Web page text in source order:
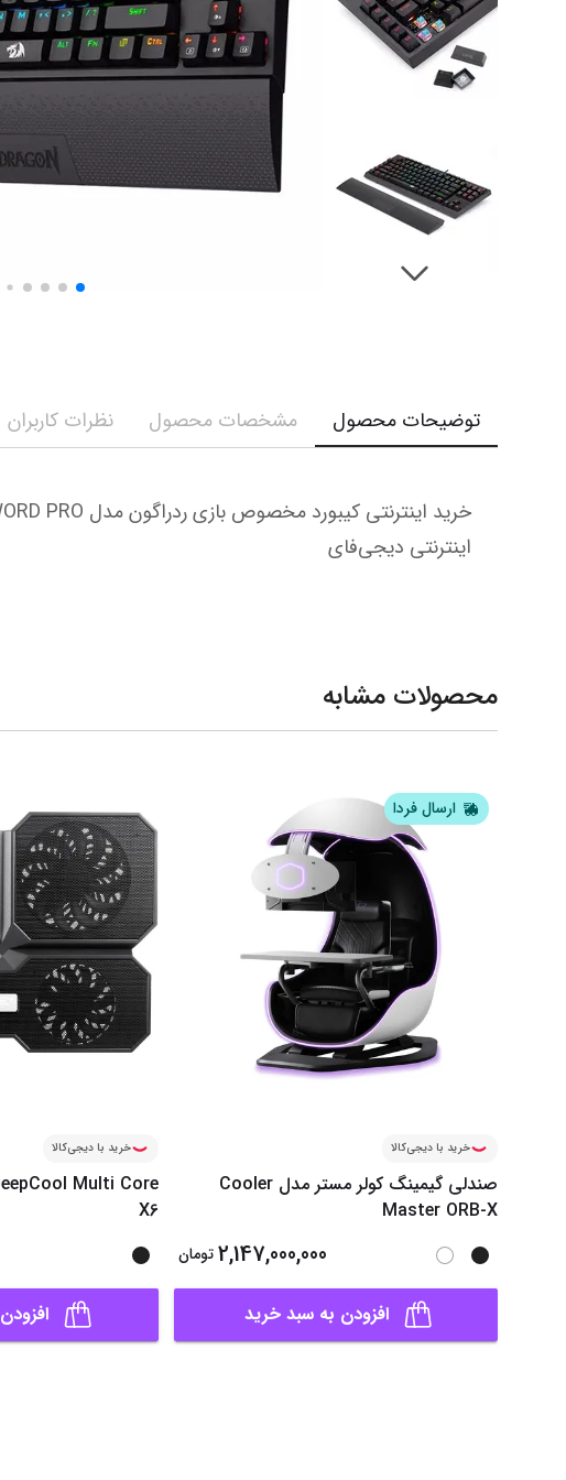
توضیحات محصول مشخصات محصول نظرات کاربران
اینترنتی دیجی‌فای
محصولات مشابه
ارسال فردا
خرید با دیجی‌کالا
صندلی گیمینگ کولر مستر مدل Cooler
Master ORB-X
2,147,000,000 تومان
افزودن به سبد خرید
خرید با دیجی‌کالا
Multi Core
X6